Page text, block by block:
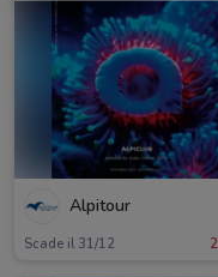
Alpitour
Scade il 31/12